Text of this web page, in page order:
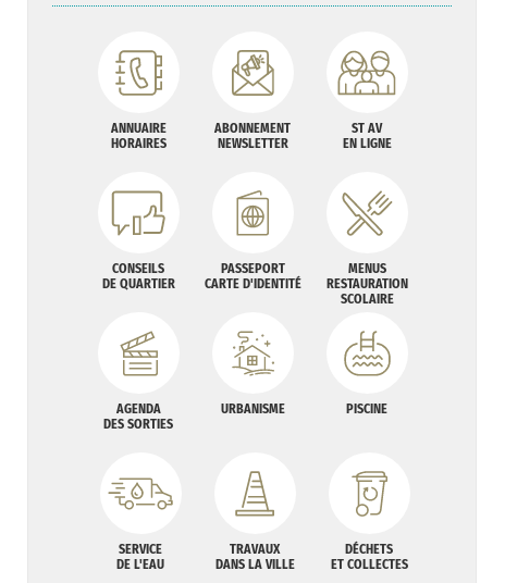
ANNUAIRE
HORAIRES
ABONNEMENT
NEWSLETTER
ST AV
EN LIGNE
CONSEILS
DE QUARTIER
PASSEPORT
CARTE D'IDENTITÉ
MENUS
RESTAURATION
SCOLAIRE
AGENDA
DES SORTIES
URBANISME PISCINE
SERVICE
DE L'EAU
TRAVAUX
DANS LA VILLE
DÉCHETS
ET COLLECTES